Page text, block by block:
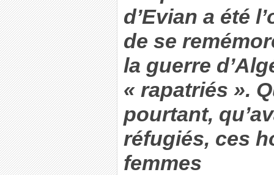
d’Evian a été
de se
la guerre
« rapatriés ».
pourtant,
réfugiés, ces
femmes